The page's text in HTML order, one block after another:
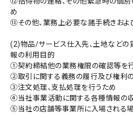
め
⑬その他、業務上必要な諸手続きおよ
(2)物品/サービス仕入先、土地などの
報の利用目的
①契約締結他の業務権限の確認等を
②取引に関する義務の履行及び権利
③注文処理、支払処理を行うため
④当社事業活動に関する各種情報の
⑤当社の店舗等事業所に入場される